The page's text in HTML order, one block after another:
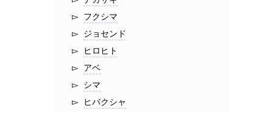
フクシマ
ジョセンド
ヒロヒト
アベ
シマ
ヒバクシャ